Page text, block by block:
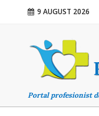
9 AUGUST 2026
Portal profesionist